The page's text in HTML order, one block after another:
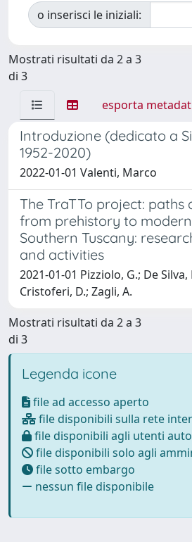
o inserisci le iniziali:
Mostrati risultati da 2 a 3
di 3
esporta
Introduzione (dedicato a
1952-2020)
2022-01-01 Valenti, Marco
The TraTTo project: paths
from prehistory to
Southern Tuscany:
and activities
2021-01-01 Pizziolo, G.; De
Cristoferi, D.; Zagli, A.
Mostrati risultati da 2 a 3
di 3
Legenda icone
file ad accesso aperto
file disponibili sulla rete
file disponibili agli utenti
file disponibili solo agli
file sotto embargo
nessun file disponibile